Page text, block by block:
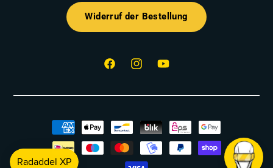
Widerruf der Bestellung
FacebookInstagramYouTube
Zahlungsmethoden